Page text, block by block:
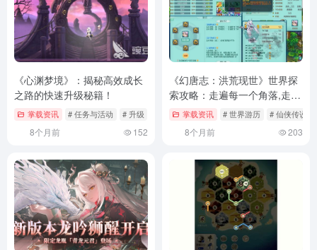
《心渊梦境》：揭秘高效成长
之路的快速升级秘籍！
掌载资讯 # 任务与活动 # 升级 # 团队协作
8个月前 152
《幻唐志：洪荒现世》世界探
索攻略：走遍每一个角落,走遍
每一个角落
掌载资讯 # 世界游历 # 仙侠传说
8个月前 203